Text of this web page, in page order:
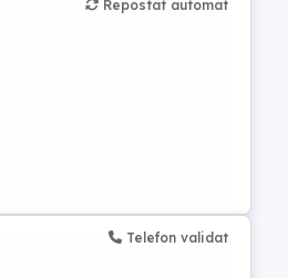
Repostat automat
Telefon validat